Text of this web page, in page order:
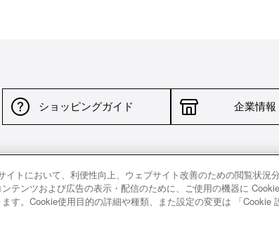
ショッピングガイド 企業情報
All images and
イトにおいて、利便性向上、ウェブサイト改善のための閲覧状況
テンツおよび広告の表示・配信のために、ご使用の機器に
す。Cookie使用目的の詳細や種類、また設定の変更は 「Cookie